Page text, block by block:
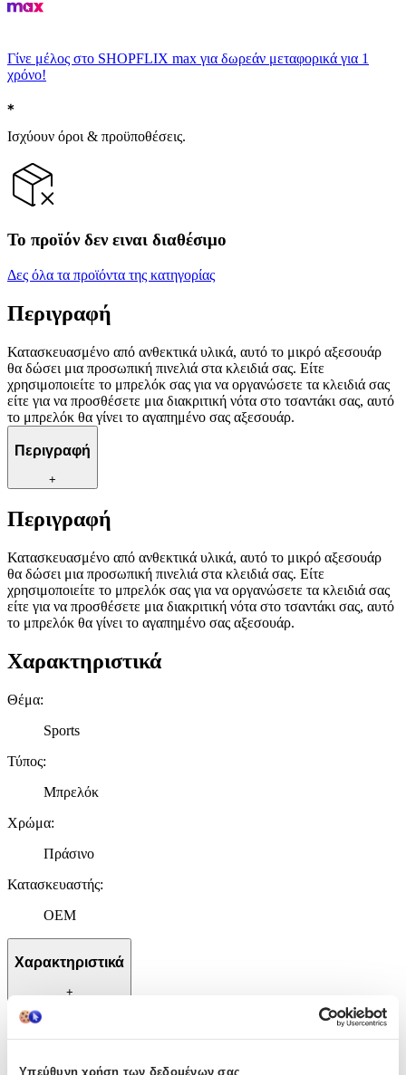
Υπεύθυνη χρήση των δεδομένων σας
Γίνε μέλος στο SHOPFLIX max για δωρεάν μεταφορικά για 1
χρόνο!
Ισχύουν όροι & προϋποθέσεις.
Το προϊόν δεν ειναι διαθέσιμο
Δες όλα τα προϊόντα της κατηγορίας
Περιγραφή
Κατασκευασμένο από ανθεκτικά υλικά, αυτό το μικρό αξεσουάρ
θα δώσει μια προσωπική πινελιά στα κλειδιά σας. Είτε
χρησιμοποιείτε το μπρελόκ σας για να οργανώσετε τα κλειδιά σας
είτε για να προσθέσετε μια διακριτική νότα στο τσαντάκι σας, αυτό
το μπρελόκ θα γίνει το αγαπημένο σας αξεσουάρ.
Περιγραφή
+
Περιγραφή
Κατασκευασμένο από ανθεκτικά υλικά, αυτό το μικρό αξεσουάρ
θα δώσει μια προσωπική πινελιά στα κλειδιά σας. Είτε
χρησιμοποιείτε το μπρελόκ σας για να οργανώσετε τα κλειδιά σας
είτε για να προσθέσετε μια διακριτική νότα στο τσαντάκι σας, αυτό
το μπρελόκ θα γίνει το αγαπημένο σας αξεσουάρ.
Χαρακτηριστικά
Θέμα:
Sports
Τύπος:
Μπρελόκ
Χρώμα:
Πράσινο
Κατασκευαστής:
OEM
Χαρακτηριστικά
+
Χαρακτηριστικά
Θέμα: